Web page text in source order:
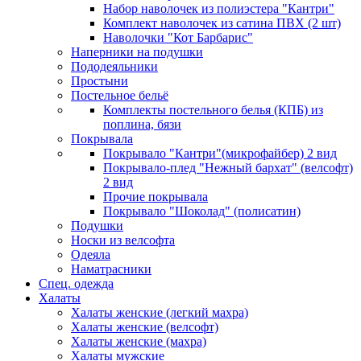
Набор наволочек из полиэстера "Кантри"
Комплект наволочек из сатина ПВХ (2 шт)
Наволочки "Кот Барбарис"
Наперники на подушки
Пододеяльники
Простыни
Постельное бельё
Комплекты постельного белья (КПБ) из
поплина, бязи
Покрывала
Покрывало "Кантри"(микрофайбер) 2 вид
Покрывало-плед "Нежный бархат" (велсофт)
2 вид
Прочие покрывала
Покрывало "Шоколад" (полисатин)
Подушки
Носки из велсофта
Одеяла
Наматрасники
Спец. одежда
Халаты
Халаты женские (легкий махра)
Халаты женские (велсофт)
Халаты женские (махра)
Халаты мужские